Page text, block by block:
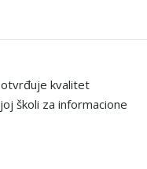
kvalitet
školi za informacione